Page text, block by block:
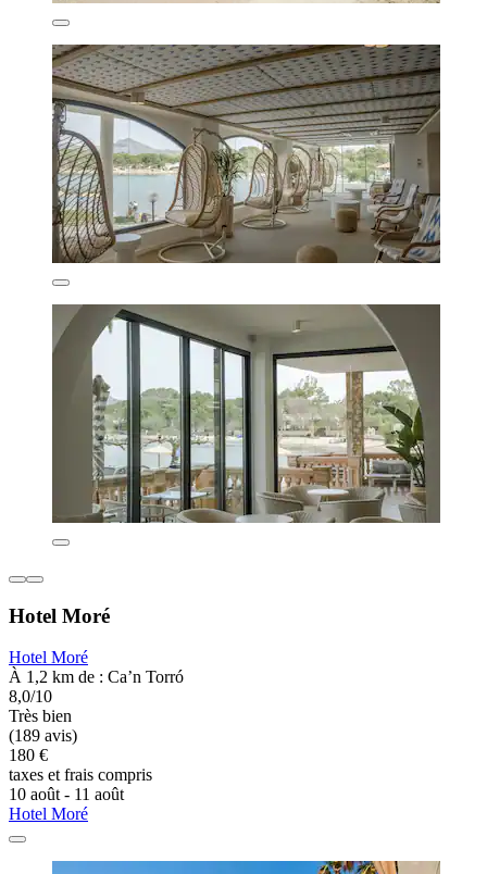
Hotel Moré
Hotel Moré
À 1,2 km de : Ca’n Torró
8,0/10
Très bien
(189 avis)
180 €
taxes et frais compris
10 août - 11 août
Hotel Moré